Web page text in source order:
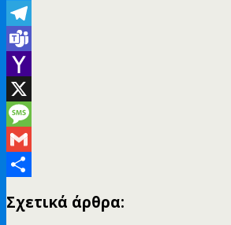
Twitter
Telegram
Teams
Yahoo
Mail
X
Message
Gmail
Σχετικά άρθρα: